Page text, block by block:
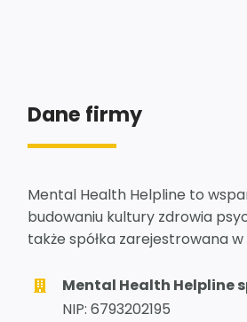
Dane firmy
Mental Health Helpline to
budowaniu kultury zdrowia
także spółka zarejestrowana w
Mental Health Helpline
NIP: 6793202195